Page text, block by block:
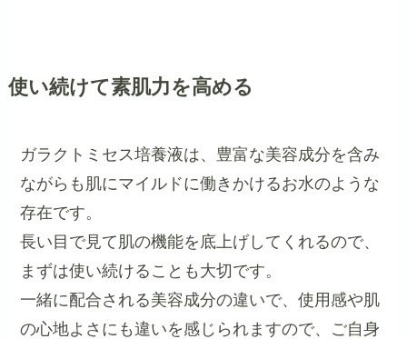
使い続けて素肌力を高める
ガラクトミセス培養液は、豊富な美容成分を含み
ながらも肌にマイルドに働きかけるお水のような
存在です。
長い目で見て肌の機能を底上げしてくれるので、
まずは使い続けることも大切です。
一緒に配合される美容成分の違いで、使用感や肌
の心地よさにも違いを感じられますので、ご自身